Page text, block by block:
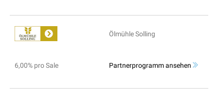
Ölmühle Solling
6,00% pro Sale Partnerprogramm ansehen